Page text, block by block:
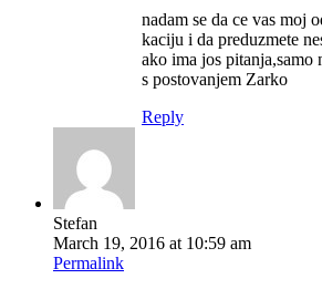
nadam se da ce vas moj
kaciju i da preduzmete
ako ima jos pitanja,samo
s postovanjem Zarko
Reply
Stefan
March 19, 2016 at 10:59 am
Permalink